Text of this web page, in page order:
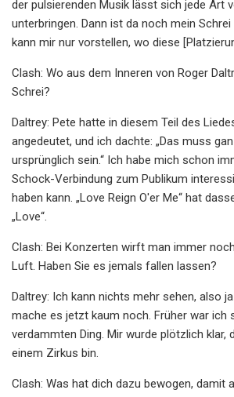
der pulsierenden Musik lässt sich jede Art
unterbringen. Dann ist da noch mein
kann mir nur vorstellen, wo diese
Clash: Wo aus dem Inneren von Roger
Schrei?
Daltrey: Pete hatte in diesem Teil des
angedeutet, und ich dachte: „Das muss
ursprünglich sein.“ Ich habe mich schon
Schock-Verbindung zum Publikum
haben kann. „Love Reign O'er Me“ hat
„Love“.
Clash: Bei Konzerten wirft man immer
Luft. Haben Sie es jemals fallen lassen?
Daltrey: Ich kann nichts mehr sehen, also
mache es jetzt kaum noch. Früher war ich
verdammten Ding. Mir wurde plötzlich klar,
einem Zirkus bin.
Clash: Was hat dich dazu bewogen, damit